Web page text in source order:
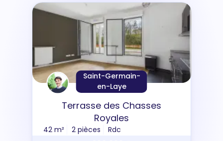
Saint-Germain-
en-Laye
Terrasse des Chasses
Royales
42 m² 2 pièces Rdc